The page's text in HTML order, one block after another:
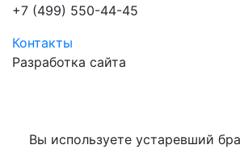
+7 (499) 550-44-45
Контакты
Разработка сайта
Вы используете устаревший